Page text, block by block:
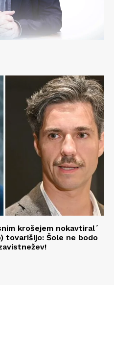
krošejem nokavtiral´
tovarišijo: Šole ne bodo